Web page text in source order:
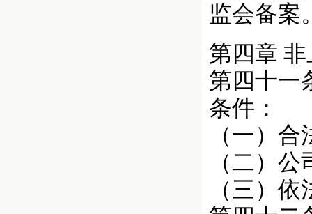
监会备案
第四章
第四十一
条件：
（一）
（二）
（三）